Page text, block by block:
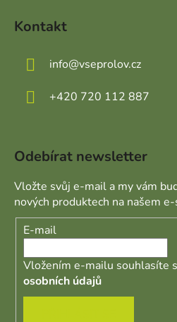
Kontakt
info@vseprolov.cz
+420 720 112 887
Odebírat newsletter
Vložte svůj e-mail a my vám
nových produktech na našem
E-mail
Vložením e-mailu souhlasíte s
osobních údajů